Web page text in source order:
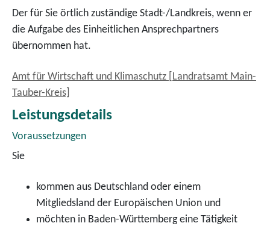
Der für Sie örtlich zuständige Stadt-/Landkreis, wenn er
die Aufgabe des Einheitlichen Ansprechpartners
übernommen hat.
Amt für Wirtschaft und Klimaschutz [Landratsamt Main-
Tauber-Kreis]
Leistungsdetails
Voraussetzungen
Sie
kommen aus Deutschland oder einem
Mitgliedsland der Europäischen Union und
möchten in Baden-Württemberg eine Tätigkeit